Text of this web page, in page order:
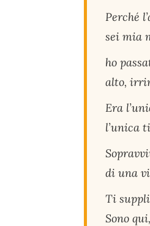
Perché
sei mia
ho
alto,
Era
l’unica
di una
Ti
Sono